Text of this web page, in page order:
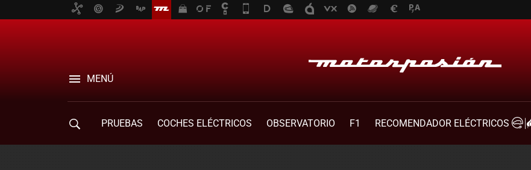
MENÚ
PRUEBAS COCHES ELÉCTRICOS OBSERVATORIO F1
RECOMENDADOR ELÉCTRICOS